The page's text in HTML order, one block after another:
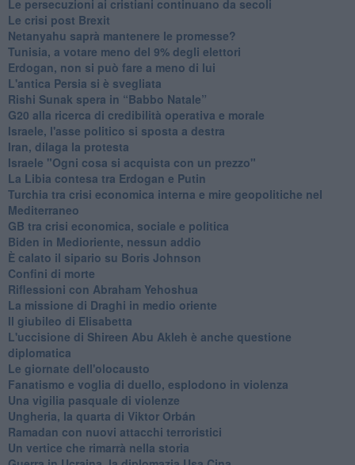
Le persecuzioni ai cristiani continuano da secoli
Le crisi post Brexit
Netanyahu saprà mantenere le promesse?
Tunisia, a votare meno del 9% degli elettori
Erdogan, non si può fare a meno di lui
L'antica Persia si è svegliata
Rishi Sunak spera in “Babbo Natale”
G20 alla ricerca di credibilità operativa e morale
Israele, l'asse politico si sposta a destra
Iran, dilaga la protesta
Israele "Ogni cosa si acquista con un prezzo"
La Libia contesa tra Erdogan e Putin
Turchia tra crisi economica interna e mire geopolitiche nel
Mediterraneo
GB tra crisi economica, sociale e politica
Biden in Medioriente, nessun addio
È calato il sipario su Boris Johnson
Confini di morte
Riflessioni con Abraham Yehoshua
La missione di Draghi in medio oriente
Il giubileo di Elisabetta
L'uccisione di Shireen Abu Akleh è anche questione
diplomatica
Le giornate dell'olocausto
Fanatismo e voglia di duello, esplodono in violenza
Una vigilia pasquale di violenze
Ungheria, la quarta di Viktor Orbán
Ramadan con nuovi attacchi terroristici
Un vertice che rimarrà nella storia